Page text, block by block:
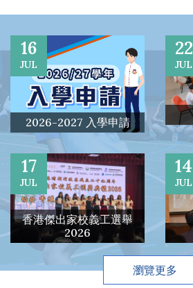
16
JUL
2026-2027 入學申請
22
JUL
17
JUL
香港傑出家校義工選舉
2026
14
JUL
瀏覽更多